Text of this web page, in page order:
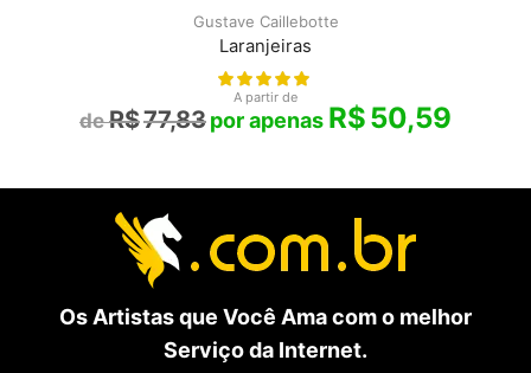
Gustave Caillebotte
Laranjeiras
A partir de
R$77,83 R$50,59
Os Artistas que Você Ama com o melhor
Serviço da Internet.